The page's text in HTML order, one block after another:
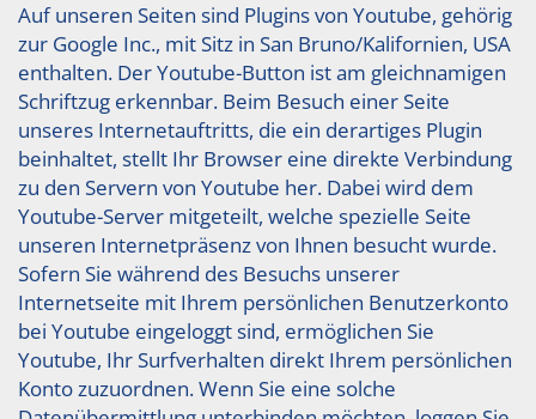
Auf unseren Seiten sind Plugins von Youtube, gehörig
zur Google Inc., mit Sitz in San Bruno/Kalifornien, USA
enthalten. Der Youtube-Button ist am gleichnamigen
Schriftzug erkennbar. Beim Besuch einer Seite
unseres Internetauftritts, die ein derartiges Plugin
beinhaltet, stellt Ihr Browser eine direkte Verbindung
zu den Servern von Youtube her. Dabei wird dem
Youtube-Server mitgeteilt, welche spezielle Seite
unseren Internetpräsenz von Ihnen besucht wurde.
Sofern Sie während des Besuchs unserer
Internetseite mit Ihrem persönlichen Benutzerkonto
bei Youtube eingeloggt sind, ermöglichen Sie
Youtube, Ihr Surfverhalten direkt Ihrem persönlichen
Konto zuzuordnen. Wenn Sie eine solche